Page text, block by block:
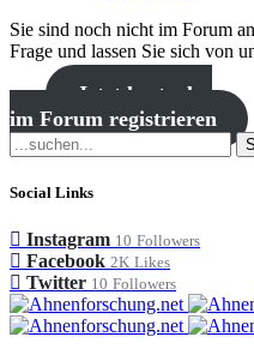
Sie sind noch nicht im Forum
Frage und lassen Sie sich von
Jetzt kostenlos
im Forum registrieren
Social Links
Instagram 10 Followers
Facebook 2K Likes
Twitter 10 Followers